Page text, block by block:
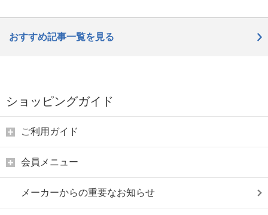
おすすめ記事一覧を見る
ショッピングガイド
ご利用ガイド
会員メニュー
メーカーからの重要なお知らせ